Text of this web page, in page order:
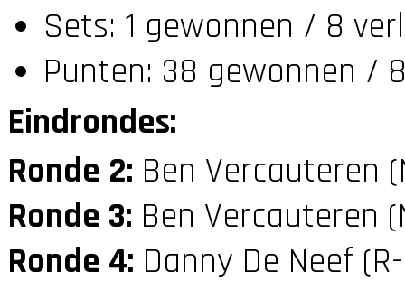
Sets: 1 gewonnen / 8
Punten: 38 gewonnen /
Eindrondes:
Ronde 2: Ben Vercauteren
Ronde 3: Ben Vercauteren
Ronde 4: Danny De Neef